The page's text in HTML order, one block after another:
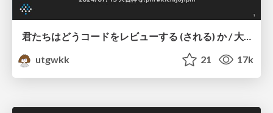
君たちはどうコードをレビューする (される) か / 大吉祥寺.pm
utgwkk
21 17k